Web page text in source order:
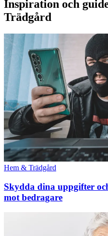
Inspiration och
Trädgård
Hem & Trädgård
Skydda dina uppgifter
mot bedragare